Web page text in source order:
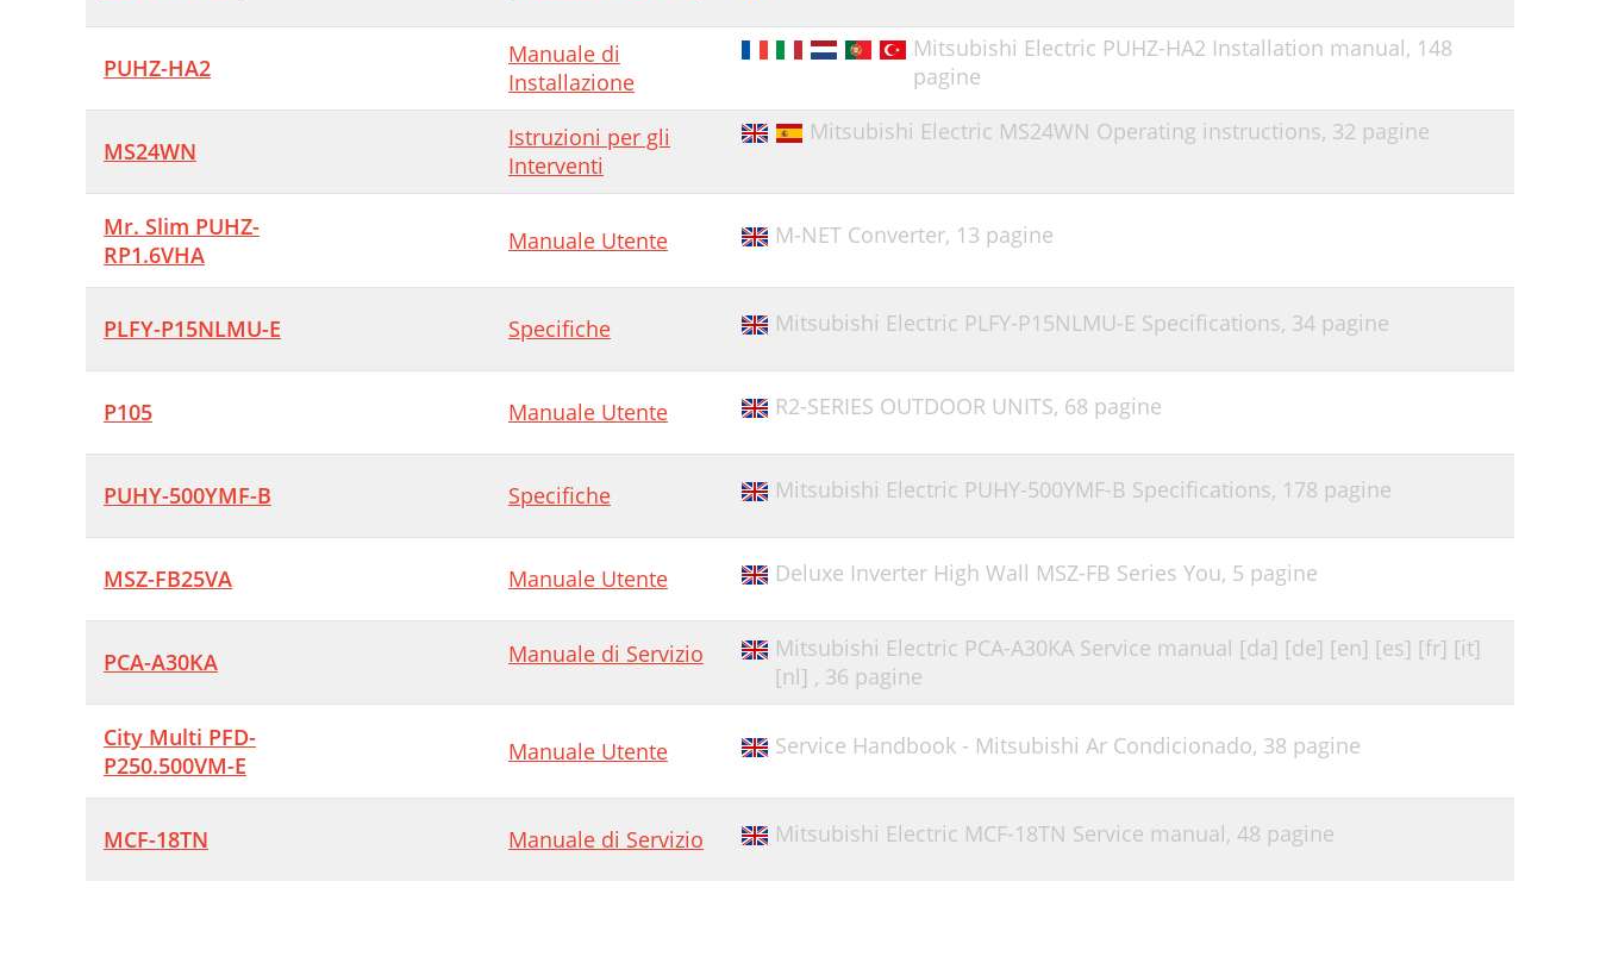
PUHZ-HA2
Manuale di
Installazione
Mitsubishi Electric PUHZ-HA2 Installation manual, 148
pagine
MS24WN
Istruzioni per gli
Interventi
Mitsubishi Electric MS24WN Operating instructions, 32 pagine
Mr. Slim PUHZ-
RP1.6VHA
Manuale Utente M-NET Converter, 13 pagine
PLFY-P15NLMU-E Specifiche Mitsubishi Electric PLFY-P15NLMU-E Specifications, 34 pagine
P105 Manuale Utente R2-SERIES OUTDOOR UNITS, 68 pagine
PUHY-500YMF-B Specifiche Mitsubishi Electric PUHY-500YMF-B Specifications, 178 pagine
MSZ-FB25VA Manuale Utente Deluxe Inverter High Wall MSZ-FB Series You, 5 pagine
PCA-A30KA Manuale di Servizio
Mitsubishi Electric PCA-A30KA Service manual [da] [de] [en] [es] [fr] [it]
[nl] , 36 pagine
City Multi PFD-
P250.500VM-E
Manuale Utente Service Handbook - Mitsubishi Ar Condicionado, 38 pagine
MCF-18TN Manuale di Servizio Mitsubishi Electric MCF-18TN Service manual, 48 pagine